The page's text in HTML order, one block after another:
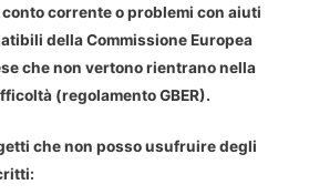
corrente o problemi con aiuti
della Commissione Europea
che non vertono rientrano nella
(regolamento GBER).
che non posso usufruire degli